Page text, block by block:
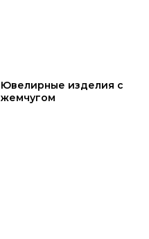
Ювелирные изделия с
жемчугом